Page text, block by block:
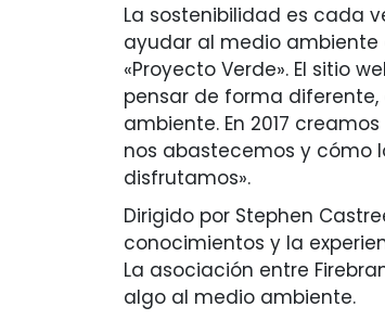
La sostenibilidad es cada
ayudar al medio ambiente
«Proyecto Verde». El sitio
pensar de forma
ambiente. En 2017
nos abastecemos y cómo
disfrutamos».
Dirigido por Stephen
conocimientos y la
La asociación entre
algo al medio ambiente.